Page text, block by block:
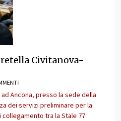
Civitanova-
Ancona, presso la sede della
dei servizi preliminare per la
tra la Stale 77